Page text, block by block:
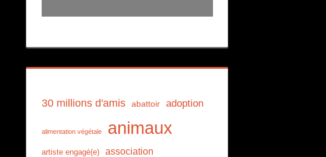
30 millions d'amis abattoir adoption
alimentation végétale animaux
artiste engagé(e) association